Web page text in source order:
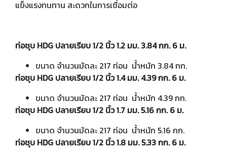
แข็งแรงทนทาน สะดวกในการเชื่อมต่อ
ท่อชุบ HDG ปลายเรียบ 1/2 นิ้ว 1.2 มม. 3.84 กก. 6 ม.
ขนาด จำนวนมัดละ 217 ท่อน น้ำหนัก 3.84 กก.
ท่อชุบ HDG ปลายเรียบ 1/2 นิ้ว 1.4 มม. 4.39 กก. 6 ม.
ขนาด จำนวนมัดละ 217 ท่อน น้ำหนัก 4.39 กก.
ท่อชุบ HDG ปลายเรียบ 1/2 นิ้ว 1.7 มม. 5.16 กก. 6 ม.
ขนาด จำนวนมัดละ 217 ท่อน น้ำหนัก 5.16 กก.
ท่อชุบ HDG ปลายเรียบ 1/2 นิ้ว 1.8 มม. 5.33 กก. 6 ม.